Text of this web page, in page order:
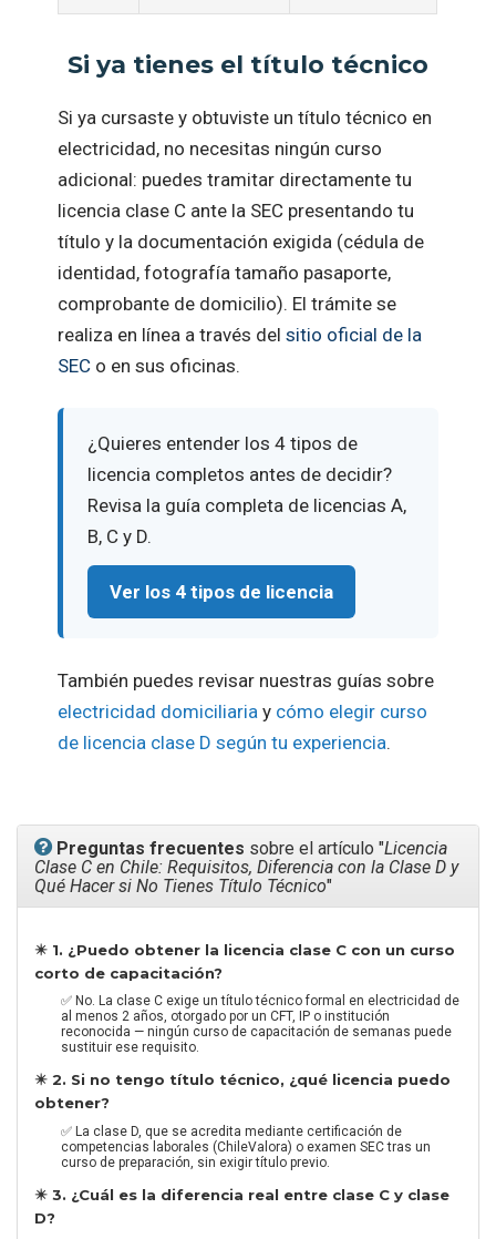
Si ya tienes el título técnico
Si ya cursaste y obtuviste un título técnico en
electricidad, no necesitas ningún curso
adicional: puedes tramitar directamente tu
licencia clase C ante la SEC presentando tu
título y la documentación exigida (cédula de
identidad, fotografía tamaño pasaporte,
comprobante de domicilio). El trámite se
realiza en línea a través delsitio oficial de la
SEC o en sus oficinas.
¿Quieres entender los 4 tipos de
licencia completos antes de decidir?
Revisa la guía completa de licencias A,
B, C y D.
Ver los 4 tipos de licencia
También puedes revisar nuestras guías sobre
electricidad domiciliaria y cómo elegir curso
de licencia clase D según tu experiencia.
Preguntas frecuentes sobre el artículo "Licencia
Clase C en Chile: Requisitos, Diferencia con la Clase D y
Qué Hacer si No Tienes Título Técnico"
✴️ 1. ¿Puedo obtener la licencia clase C con un curso
corto de capacitación?
✅ No. La clase C exige un título técnico formal en electricidad de
al menos 2 años, otorgado por un CFT, IP o institución
reconocida — ningún curso de capacitación de semanas puede
sustituir ese requisito.
✴️ 2. Si no tengo título técnico, ¿qué licencia puedo
obtener?
✅ La clase D, que se acredita mediante certificación de
competencias laborales (ChileValora) o examen SEC tras un
curso de preparación, sin exigir título previo.
✴️ 3. ¿Cuál es la diferencia real entre clase C y clase
D?